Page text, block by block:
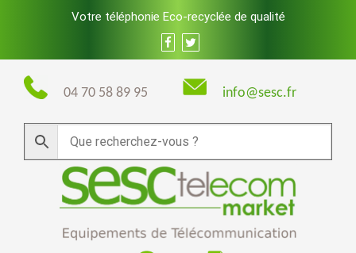
Votre téléphonie Eco-recyclée de qualité
04 70 58 89 95 info@sesc.fr